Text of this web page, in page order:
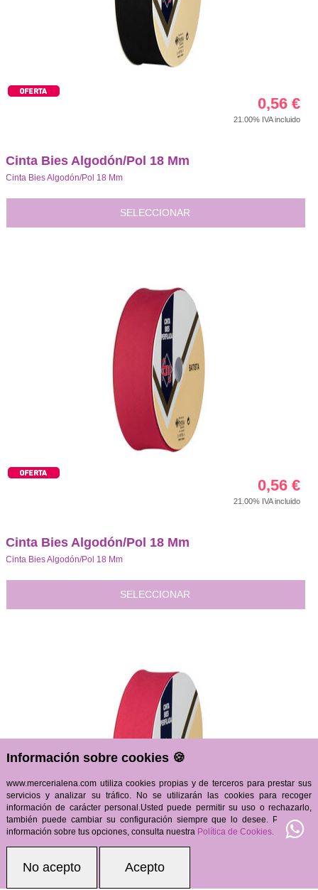
0,56 €
21.00% IVA incluido
Cinta Bies Algodón/Pol 18 Mm
Cinta Bies Algodón/Pol 18 Mm
SELECCIONAR
0,56 €
21.00% IVA incluido
Cinta Bies Algodón/Pol 18 Mm
Cinta Bies Algodón/Pol 18 Mm
SELECCIONAR
Información sobre cookies 🍪
www.mercerialena.com utiliza cookies propias y de terceros para prestar sus
servicios y analizar su tráfico. No se utilizarán las cookies para recoger
información de carácter personal.Usted puede permitir su uso o rechazarlo,
también puede cambiar su configuración siempre que lo desee. Para más
información sobre tus opciones, consulta nuestra Política de Cookies.
No acepto Acepto